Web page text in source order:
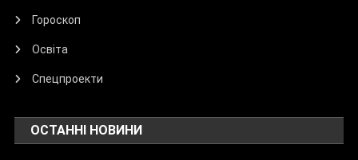
Гороскоп
Освіта
Спецпроекти
ОСТАННІ НОВИНИ